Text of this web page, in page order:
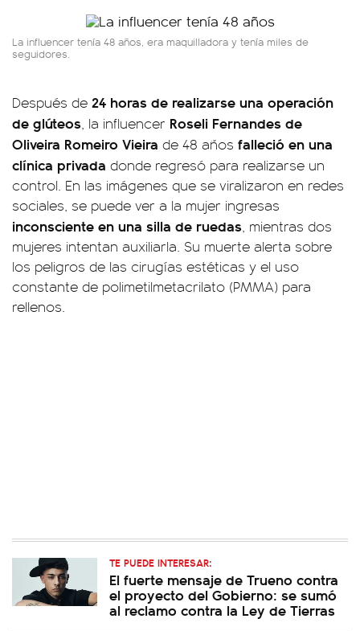
La influencer tenía 48 años, era maquilladora y tenía miles de
seguidores.
Después de 24 horas de realizarse una operación
de glúteos, la influencer Roseli Fernandes de
Oliveira Romeiro Vieira de 48 años falleció en una
clínica privada donde regresó para realizarse un
control. En las imágenes que se viralizaron en redes
sociales, se puede ver a la mujer ingresas
inconsciente en una silla de ruedas, mientras dos
mujeres intentan auxiliarla. Su muerte alerta sobre
los peligros de las cirugías estéticas y el uso
constante de polimetilmetacrilato (PMMA) para
rellenos.
TE PUEDE INTERESAR:
El fuerte mensaje de Trueno contra
el proyecto del Gobierno: se sumó
al reclamo contra la Ley de Tierras